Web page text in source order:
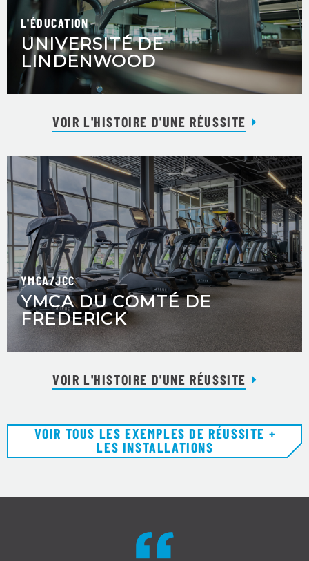
L'ÉDUCATION
UNIVERSITÉ DE
LINDENWOOD
VOIR L'HISTOIRE D'UNE RÉUSSITE
YMCA/JCC
YMCA DU COMTÉ DE
FREDERICK
VOIR L'HISTOIRE D'UNE RÉUSSITE
VOIR TOUS LES EXEMPLES DE RÉUSSITE +
LES INSTALLATIONS